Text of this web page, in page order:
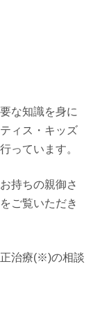
な知識を身に
ィス・キッズ
っています。
持ちの親御さ
ご覧いただき
治療(※)の相談